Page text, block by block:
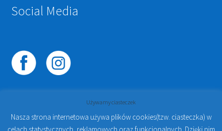
Social Media
Używamy ciasteczek
Nasza strona internetowa używa plików cookies(tzw. ciasteczka) w